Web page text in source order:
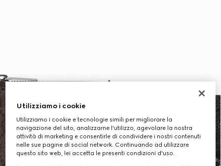
Utilizziamo i cookie
Utilizziamo i cookie e tecnologie simili per migliorare la
navigazione del sito, analizzarne l'utilizzo, agevolare la nostra
attività di marketing e consentirle di condividere i nostri contenuti
nelle sue pagine di social network. Continuando ad utilizzare
questo sito web, lei accetta le presenti condizioni d'uso.